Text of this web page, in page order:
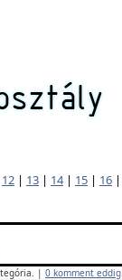
12 | 13 | 14| 15 | 16 |
| 0 komment eddig